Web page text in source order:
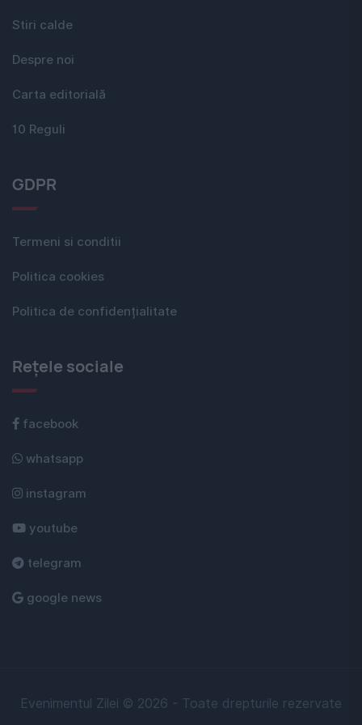
Stiri calde
Despre noi
Carta editorială
10 Reguli
GDPR
Termeni si conditii
Politica cookies
Politica de confidențialitate
Rețele sociale
facebook
whatsapp
instagram
youtube
telegram
google news
Evenimentul Zilei © 2026 - Toate drepturile rezervate